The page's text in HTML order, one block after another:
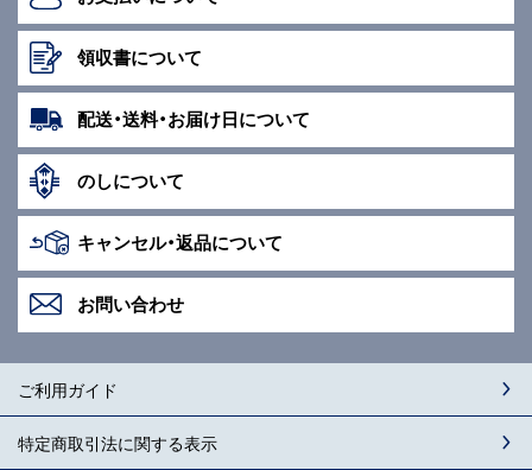
領収書について
配送・送料・お届け日について
のしについて
キャンセル・返品について
お問い合わせ
ご利用ガイド
特定商取引法に関する表示